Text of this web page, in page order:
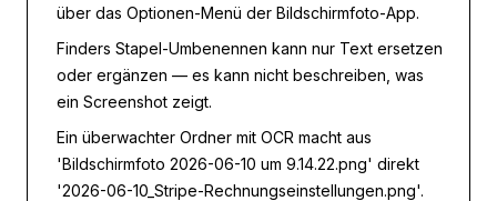
über das Optionen-Menü der Bildschirmfoto-App.
Finders Stapel-Umbenennen kann nur Text ersetzen
oder ergänzen — es kann nicht beschreiben, was
ein Screenshot zeigt.
Ein überwachter Ordner mit OCR macht aus
'Bildschirmfoto 2026-06-10 um 9.14.22.png' direkt
'2026-06-10_Stripe-Rechnungseinstellungen.png'.